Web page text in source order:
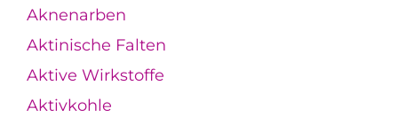
Aknenarben
Aktinische Falten
Aktive Wirkstoffe
Aktivkohle